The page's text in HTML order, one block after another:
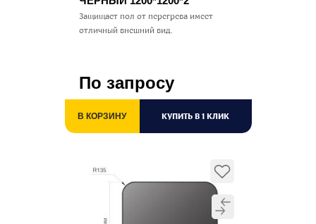
Защищает пол от перегрева имеет
отличный внешний вид.
По запросу
В КОРЗИНУ КУПИТЬ В 1 КЛИК